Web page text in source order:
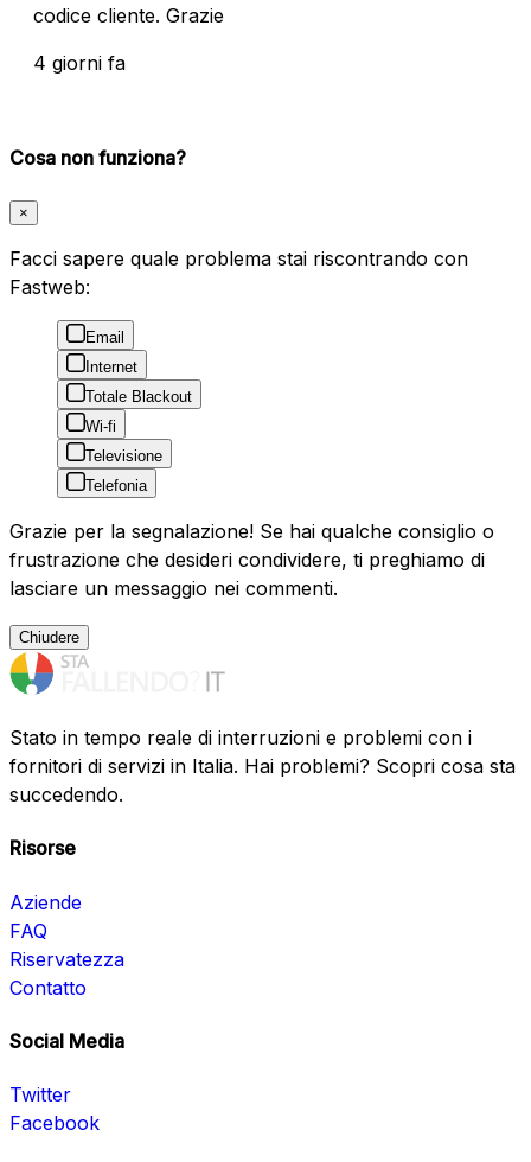
codice cliente. Grazie
4 giorni fa
Cosa non funziona?
×
Facci sapere quale problema stai riscontrando con
Fastweb:
Email
Internet
Totale Blackout
Wi-fi
Televisione
Telefonia
Grazie per la segnalazione! Se hai qualche consiglio o
frustrazione che desideri condividere, ti preghiamo di
lasciare un messaggio nei commenti.
Chiudere
Stato in tempo reale di interruzioni e problemi con i
fornitori di servizi in Italia. Hai problemi? Scopri cosa sta
succedendo.
Risorse
Aziende
FAQ
Riservatezza
Contatto
Social Media
Twitter
Facebook